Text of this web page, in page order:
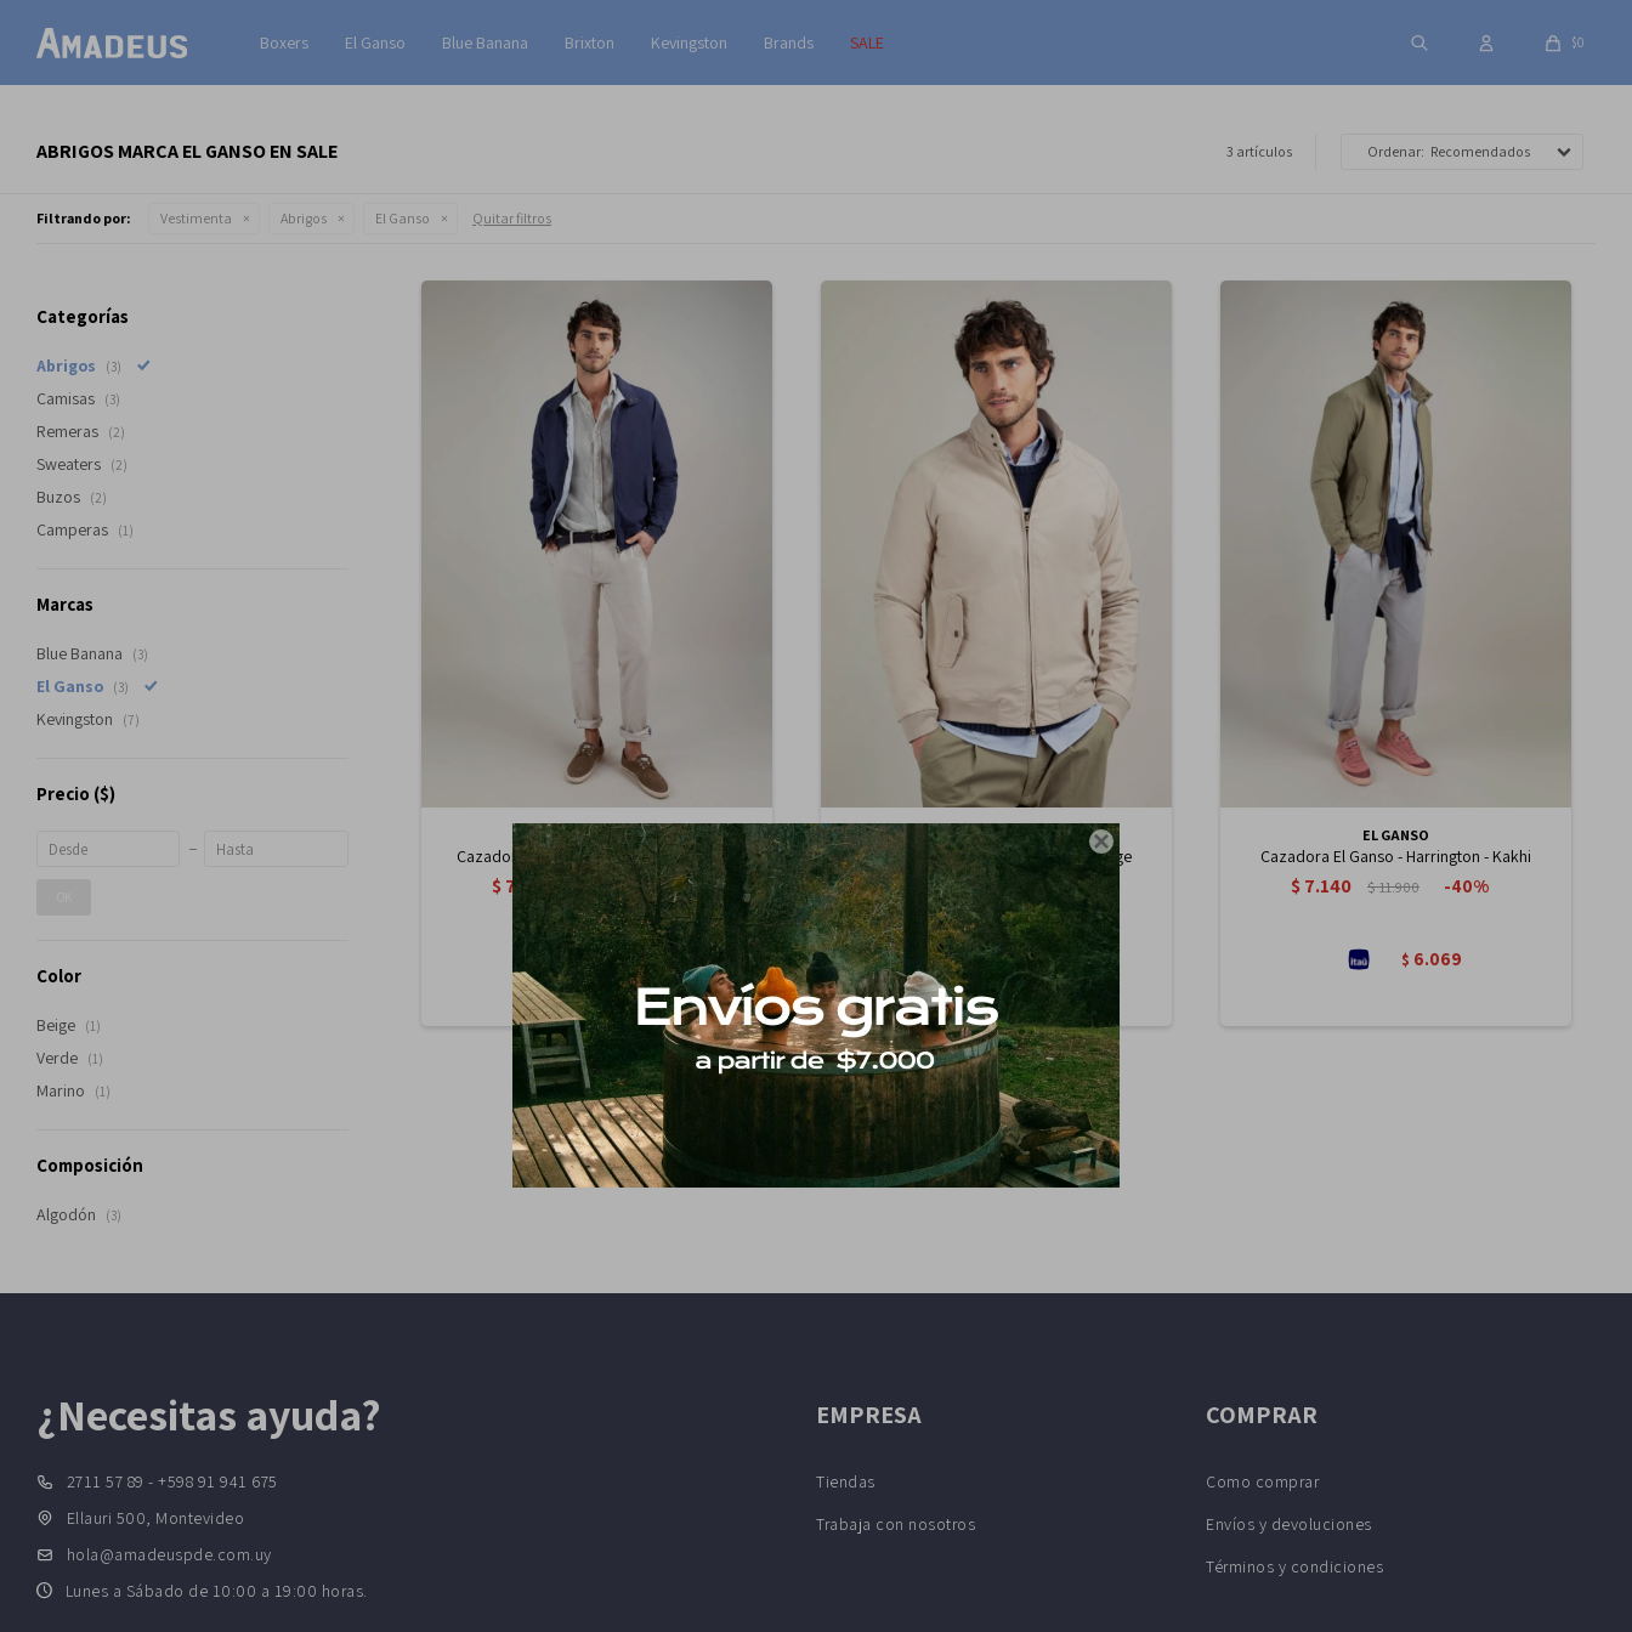

Boxers El Ganso Blue Banana Brixton Kevingston Brands SALE $0
ABRIGOS MARCA EL GANSO EN SALE 3 artículos Recomendados
Filtrando por: Vestimenta Abrigos El Ganso Quitar filtros
EL GANSO
Cazadora El Ganso - Harrington - Marino
$7.140 $11.900 40
$ 6.069
EL GANSO
Cazadora El Ganso - Harrington - Beige
$7.140 $11.900 40
$ 6.069
EL GANSO
Cazadora El Ganso - Harrington - Kakhi
$7.140 $11.900 40
$ 6.069
Categorías
Abrigos (3)
Camisas (3)
Remeras (2)
Sweaters (2)
Buzos (2)
Camperas (1)
Marcas
Blue Banana (3)
El Ganso (3)
Kevingston (7)
Precio ($)
Color
Beige (1)
Verde (1)
Marino (1)
Composición
Algodón (3)
¿Necesitas ayuda?
2711 57 89 - +598 91 941 675
Ellauri 500, Montevideo
hola@amadeuspde.com.uy
Lunes a Sábado de 10:00 a 19:00 horas.
EMPRESA
Tiendas
Trabaja con nosotros
COMPRAR
Como comprar
Envíos y devoluciones
Términos y condiciones